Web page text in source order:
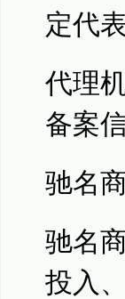
定代
代理
备案
驰名
驰名
投入